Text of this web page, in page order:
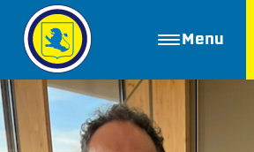
Menu
Golfbaan Ter Specke